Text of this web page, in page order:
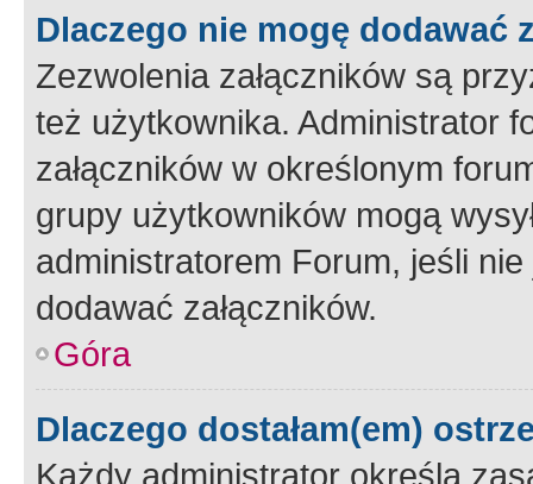
Dlaczego nie mogę dodawać
Zezwolenia załączników są
też użytkownika. Administrator
załączników w określonym
grupy użytkowników mogą
administratorem Forum, jeśli
dodawać załączników.
Góra
Dlaczego dostałam(em)
Każdy administrator określa